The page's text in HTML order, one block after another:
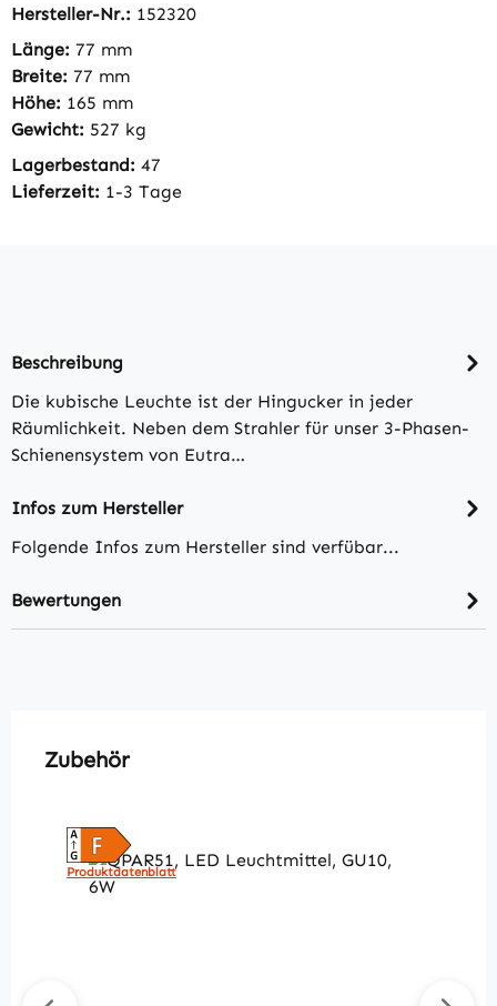
Hersteller-Nr.: 152320
Länge: 77 mm
Breite: 77 mm
Höhe: 165 mm
Gewicht: 527 kg
Lagerbestand: 47
Lieferzeit: 1-3 Tage
Beschreibung
Die kubische Leuchte ist der Hingucker in jeder
Räumlichkeit. Neben dem Strahler für unser 3-Phasen-
Schienensystem von Eutra…
Infos zum Hersteller
Folgende Infos zum Hersteller sind verfübar...
Bewertungen
Produktgalerie überspringen
Zubehör
Produktdatenblatt